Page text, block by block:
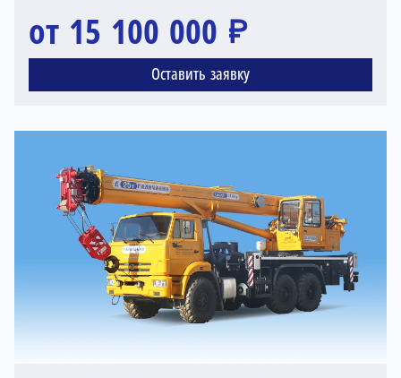
от 15 100 000 ₽
Оставить заявку